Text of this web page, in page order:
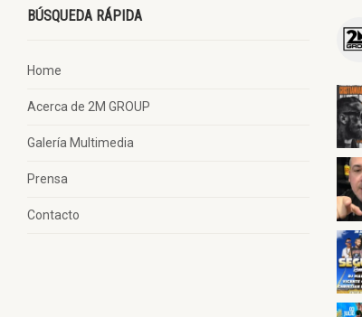
BÚSQUEDA RÁPIDA
Home
Acerca de 2M GROUP
Galería Multimedia
Prensa
Contacto